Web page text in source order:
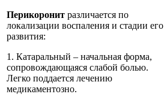
Перикоронит различается по
локализации воспаления и стадии его
развития:
1. Катаральный – начальная форма,
сопровождающаяся слабой болью.
Легко поддается лечению
медикаментозно.